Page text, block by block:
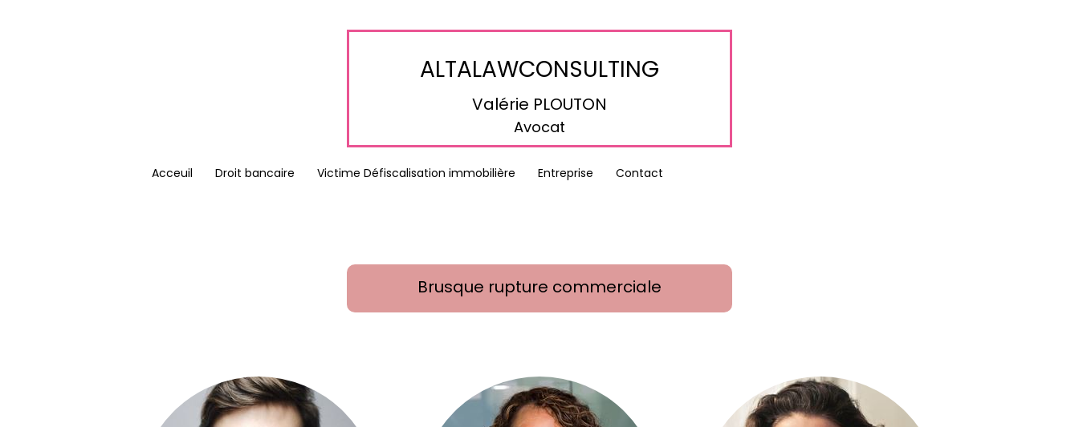
ALTALAWCONSULTING
Valérie PLOUTON
Avocat
Acceuil Droit bancaire Victime Défiscalisation immobilière Entreprise Contact
Brusque rupture commerciale